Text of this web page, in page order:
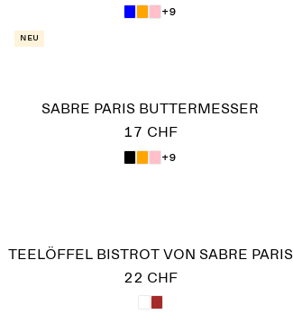
+9
Neu
SABRE PARIS BUTTERMESSER
17 CHF
+9
TEELÖFFEL BISTROT VON SABRE PARIS
22 CHF